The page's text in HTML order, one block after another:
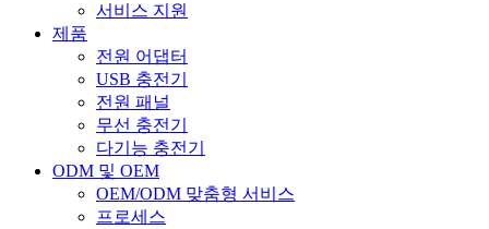
서비스 지원
제품
전원 어댑터
USB 충전기
전원 패널
무선 충전기
다기능 충전기
ODM 및 OEM
OEM/ODM 맞춤형 서비스
프로세스